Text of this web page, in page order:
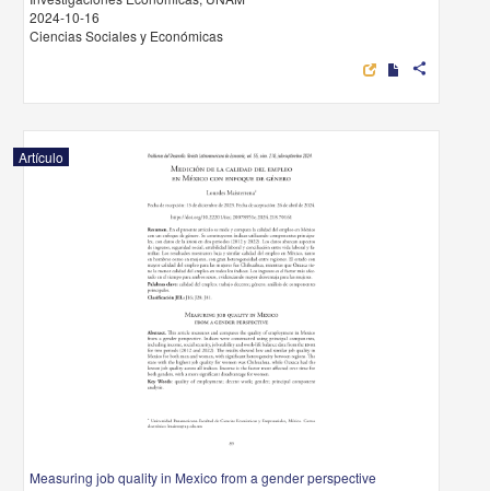
2024-10-16
Ciencias Sociales y Económicas
share
Artículo
Measuring job quality in Mexico from a gender perspective